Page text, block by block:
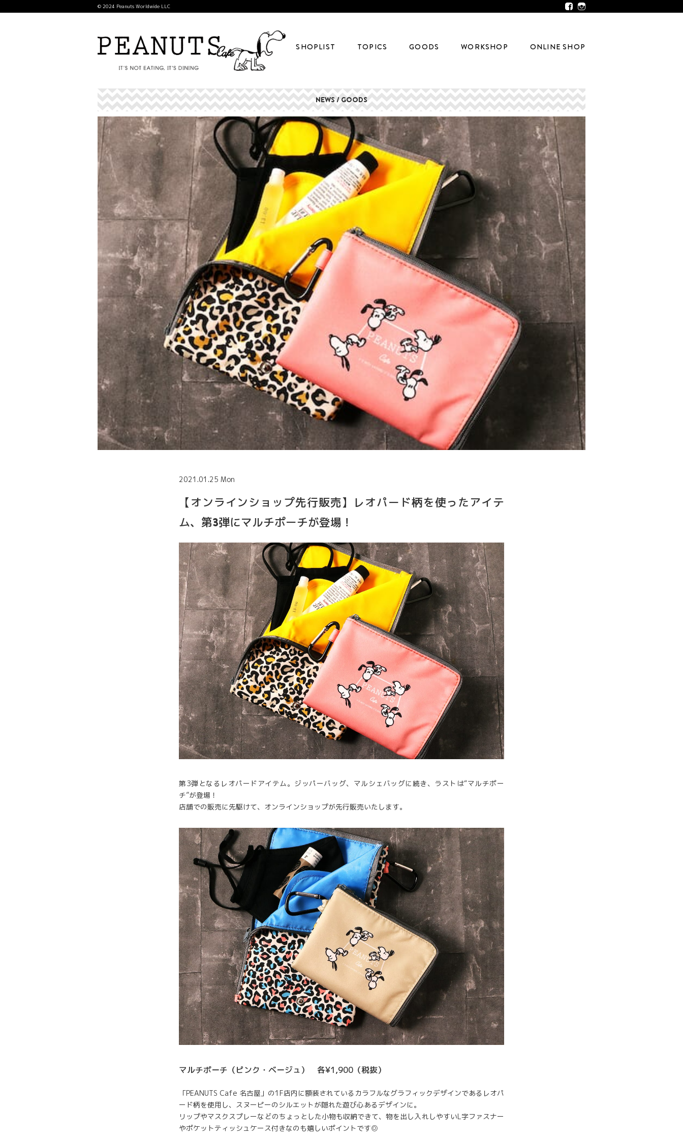
SHOPLIST TOPICS GOODS WORKSHOP ONLINE SHOP
© 2024 Peanuts Worldwide LLC
NEWS / GOODS
2021.01.25 Mon
【オンラインショップ先行販売】レオパード柄を使ったアイテ
ム、第3弾にマルチポーチが登場！
第3弾となるレオパードアイテム。ジッパーバッグ、マルシェバッグに続き、ラストは“マルチポー
チ”が登場！
店舗での販売に先駆けて、オンラインショップが先行販売いたします。
マルチポーチ（ピンク・ベージュ） 各¥1,900（税抜）
「PEANUTS Cafe 名古屋」の1F店内に額装されているカラフルなグラフィックデザインであるレオパ
ード柄を使用し、スヌーピーのシルエットが隠れた遊び心あるデザインに。
リップやマスクスプレーなどのちょっとした小物も収納できて、物を出し入れしやすいL字ファスナー
やポケットティッシュケース付きなのも嬉しいポイントです◎